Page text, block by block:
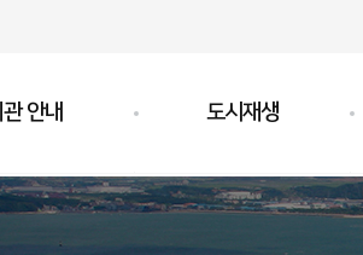
안내 도시재생
도시재생이란